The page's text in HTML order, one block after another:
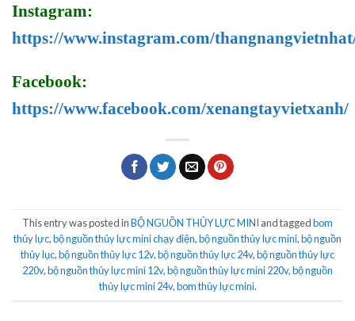
Instagram:
https://www.instagram.com/
Facebook:
https://www.facebook.com/xenangtayvietxanh/
This entry was posted inBỘ NGUỒN THỦY LỰC MINI and taggedbom
thủy lực,bộ nguồn thủy lực mini chạy điện,bộ nguồn thủy lực mini,bộ nguồn
thủy lục,bộ nguồn thủy lực 12v,bộ nguồn thủy lực 24v,bộ nguồn thủy lực
220v,bộ nguồn thủy lực mini 12v,bộ nguồn thủy lực mini 220v,bộ nguồn
thủy lực mini 24v,bom thủy lực mini.